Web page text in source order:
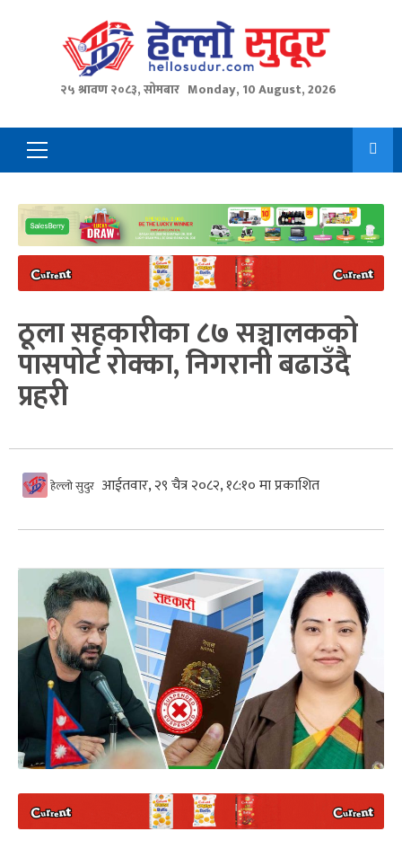
२५ श्रावण २०८३, सोमबार Monday, 10 August, 2026
Primary
Menu
ठूला सहकारीका ८७ सञ्चालकको
पासपोर्ट रोक्का, निगरानी बढाउँदै
प्रहरी
हेल्लो सुदुर आईतवार, २९ चैत्र २०८२, १८:१० मा प्रकाशित